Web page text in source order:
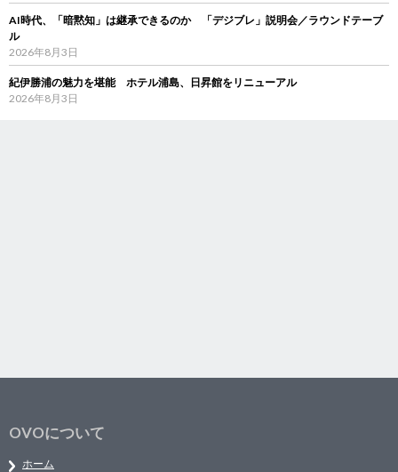
AI時代、「暗黙知」は継承できるのか 「デジブレ」説明会／ラウンドテーブ
ル
2026年8月3日
紀伊勝浦の魅力を堪能 ホテル浦島、日昇館をリニューアル
2026年8月3日
OVOについて
ホーム